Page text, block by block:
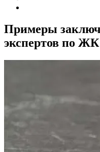
Примеры
экспертов по ЖК